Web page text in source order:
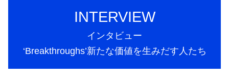
INTERVIEW
インタビュー
‘Breakthroughs’新たな価値を生みだす人たち